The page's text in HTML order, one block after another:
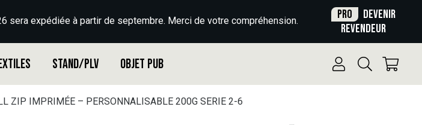
expédiée à partir de septembre. Merci de votre compréhension. Pro
Devenir
revendeur
Stand/PLV Objet Pub
ZIP IMPRIMÉE – PERSONNALISABLE 200G SERIE 2-6